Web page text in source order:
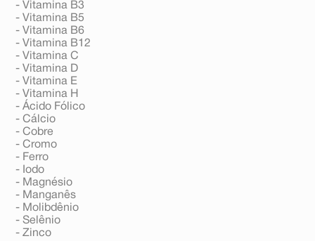
- Vitamina B3
- Vitamina B5
- Vitamina B6
- Vitamina B12
- Vitamina C
- Vitamina D
- Vitamina E
- Vitamina H
- Ácido Fólico
- Cálcio
- Cobre
- Cromo
- Ferro
- Iodo
- Magnésio
- Manganês
- Molibdênio
- Selênio
- Zinco